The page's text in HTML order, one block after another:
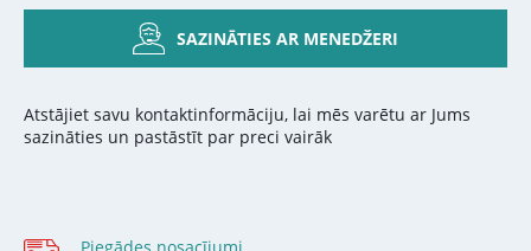
SAZINĀTIES AR MENEDŽERI
Atstājiet savu kontaktinformāciju, lai mēs varētu ar Jums
sazināties un pastāstīt par preci vairāk
Piegādes nosacījumi